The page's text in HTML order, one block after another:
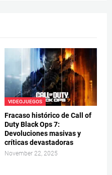
VIDEOJUEGOS
Fracaso histórico de Call of
Duty Black Ops 7:
Devoluciones masivas y
críticas devastadoras
November 22, 2025